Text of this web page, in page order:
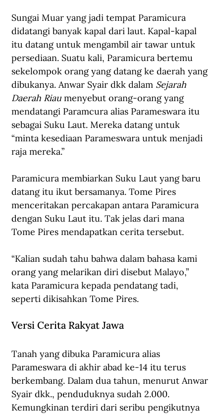
Sungai Muar yang jadi tempat Paramicura
didatangi banyak kapal dari laut. Kapal-kapal
itu datang untuk mengambil air tawar untuk
persediaan. Suatu kali, Paramicura bertemu
sekelompok orang yang datang ke daerah yang
dibukanya. Anwar Syair dkk dalam Sejarah
Daerah Riau menyebut orang-orang yang
mendatangi Paramcura alias Parameswara itu
sebagai Suku Laut. Mereka datang untuk
“minta kesediaan Parameswara untuk menjadi
raja mereka.”
Paramicura membiarkan Suku Laut yang baru
datang itu ikut bersamanya. Tome Pires
menceritakan percakapan antara Paramicura
dengan Suku Laut itu. Tak jelas dari mana
Tome Pires mendapatkan cerita tersebut.
“Kalian sudah tahu bahwa dalam bahasa kami
orang yang melarikan diri disebut Malayo,”
kata Paramicura kepada pendatang tadi,
seperti dikisahkan Tome Pires.
Versi Cerita Rakyat Jawa
Tanah yang dibuka Paramicura alias
Parameswara di akhir abad ke-14 itu terus
berkembang. Dalam dua tahun, menurut Anwar
Syair dkk., penduduknya sudah 2.000.
Kemungkinan terdiri dari seribu pengikutnya